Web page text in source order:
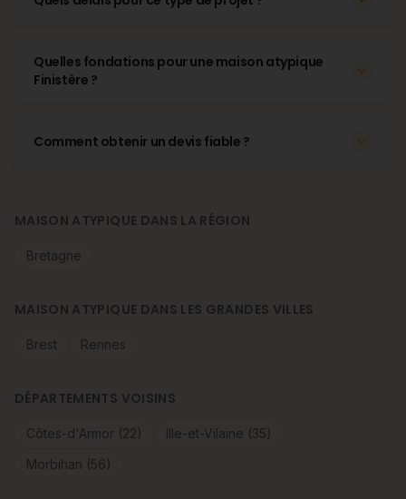
Quelles fondations pour une maison atypique
Finistère ?
Comment obtenir un devis fiable ?
MAISON ATYPIQUE DANS LA RÉGION
Bretagne
MAISON ATYPIQUE DANS LES GRANDES VILLES
Brest Rennes
DÉPARTEMENTS VOISINS
Côtes-d'Armor (22)
Ille-et-Vilaine (35)
Morbihan (56)